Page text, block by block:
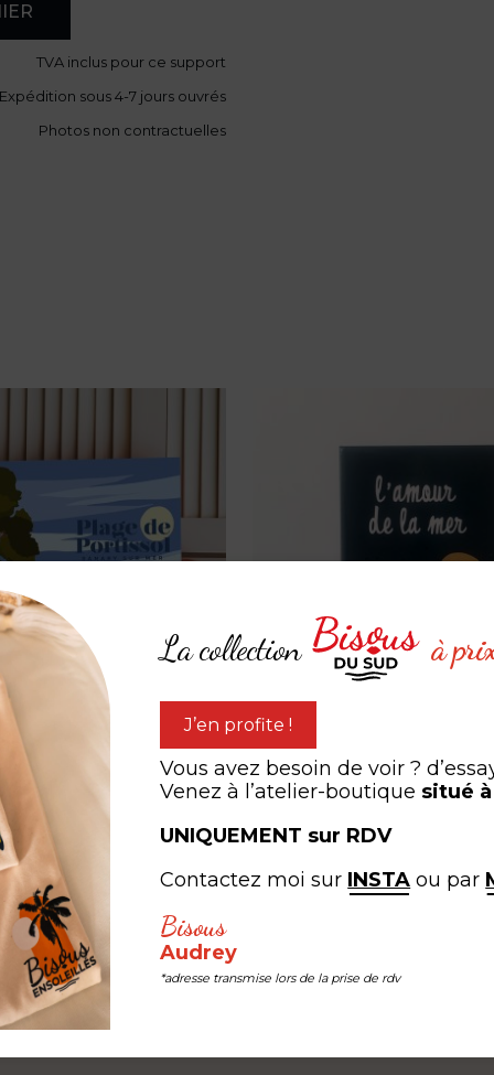
TVA inclus pour ce support
Expédition sous 4-7 jours ouvrés
Photos non contractuelles
- Sanary -
Magnet « L'amour de la
à partir de5,00€
VOTRE
La collection à
J’en profite !
Vous avez besoin de voir ?
Venez à l’atelier-boutique situé
UNIQUEMENT sur RDV
Contactez moi sur INSTA ou par
Bisous
Audrey
*adresse transmise lors de la prise de rdv